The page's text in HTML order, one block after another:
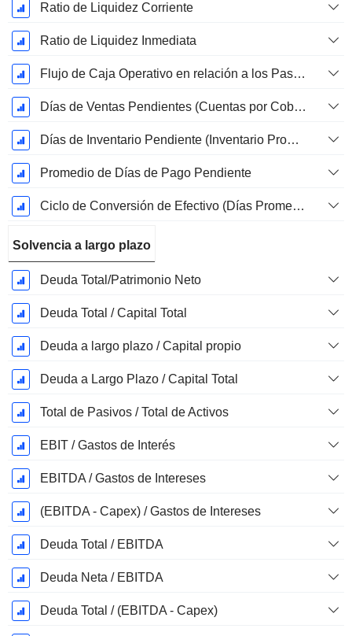
Ratio de Liquidez Corriente
Ratio de Liquidez Inmediata
Flujo de Caja Operativo en relación a los Pasivos Corrientes
Días de Ventas Pendientes (Cuentas por Cobrar Promedio)
Días de Inventario Pendiente (Inventario Promedio)
Promedio de Días de Pago Pendiente
Ciclo de Conversión de Efectivo (Días Promedio)
Solvencia a largo plazo
Deuda Total/Patrimonio Neto
Deuda Total / Capital Total
Deuda a largo plazo / Capital propio
Deuda a Largo Plazo / Capital Total
Total de Pasivos / Total de Activos
EBIT / Gastos de Interés
EBITDA / Gastos de Intereses
(EBITDA - Capex) / Gastos de Intereses
Deuda Total / EBITDA
Deuda Neta / EBITDA
Deuda Total / (EBITDA - Capex)